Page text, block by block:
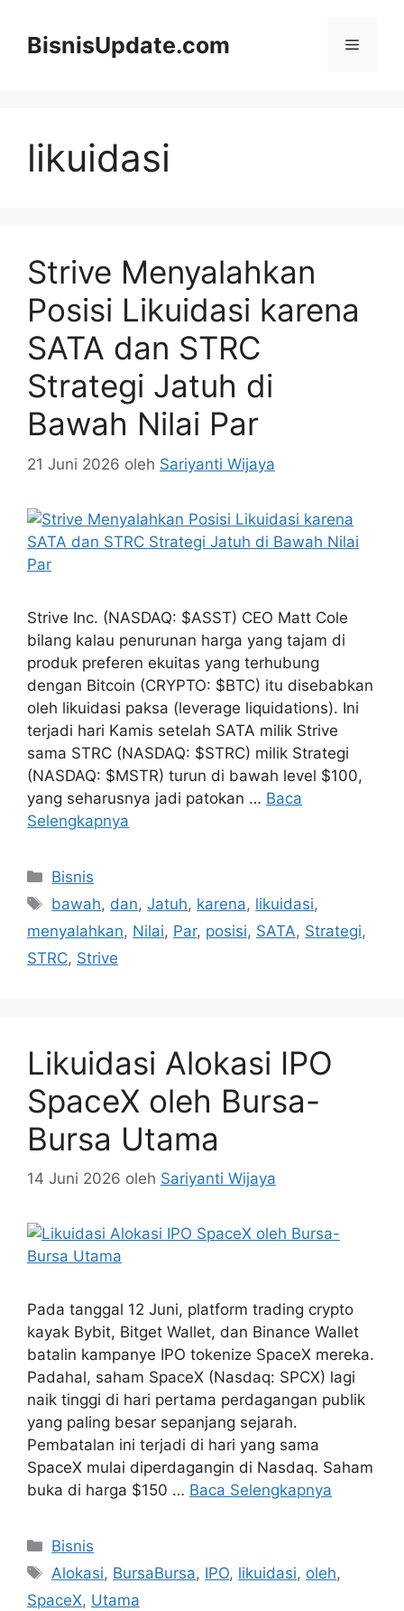
BisnisUpdate.com Menu
likuidasi
Strive Menyalahkan
Posisi Likuidasi karena
SATA dan STRC
Strategi Jatuh di
Bawah Nilai Par
21 Juni 2026 oleh Sariyanti Wijaya
Strive Inc. (NASDAQ: $ASST) CEO Matt Cole
bilang kalau penurunan harga yang tajam di
produk preferen ekuitas yang terhubung
dengan Bitcoin (CRYPTO: $BTC) itu disebabkan
oleh likuidasi paksa (leverage liquidations). Ini
terjadi hari Kamis setelah SATA milik Strive
sama STRC (NASDAQ: $STRC) milik Strategi
(NASDAQ: $MSTR) turun di bawah level $100,
yang seharusnya jadi patokan … Baca
Selengkapnya
Kategori
Bisnis
Tag
bawah, dan,Jatuh, karena, likuidasi,
menyalahkan, Nilai, Par, posisi, SATA, Strategi,
STRC, Strive
Likuidasi Alokasi IPO
SpaceX oleh Bursa-
Bursa Utama
14 Juni 2026 oleh Sariyanti Wijaya
Pada tanggal 12 Juni, platform trading crypto
kayak Bybit, Bitget Wallet, dan Binance Wallet
batalin kampanye IPO tokenize SpaceX mereka.
Padahal, saham SpaceX (Nasdaq: SPCX) lagi
naik tinggi di hari pertama perdagangan publik
yang paling besar sepanjang sejarah.
Pembatalan ini terjadi di hari yang sama
SpaceX mulai diperdagangin di Nasdaq. Saham
buka di harga $150 … Baca Selengkapnya
Kategori
Bisnis
Tag
Alokasi, BursaBursa, IPO, likuidasi, oleh,
SpaceX, Utama